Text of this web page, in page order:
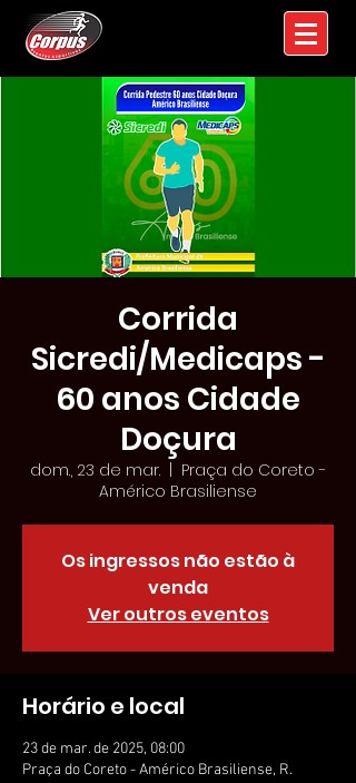
Corrida
Sicredi/Medicaps -
60 anos Cidade
Doçura
dom., 23 de mar.
Praça do Coreto -
Américo Brasiliense
Os ingressos não estão à
venda
Ver outros eventos
Horário e local
23 de mar. de 2025, 08:00
Praça do Coreto - Américo Brasiliense, R.